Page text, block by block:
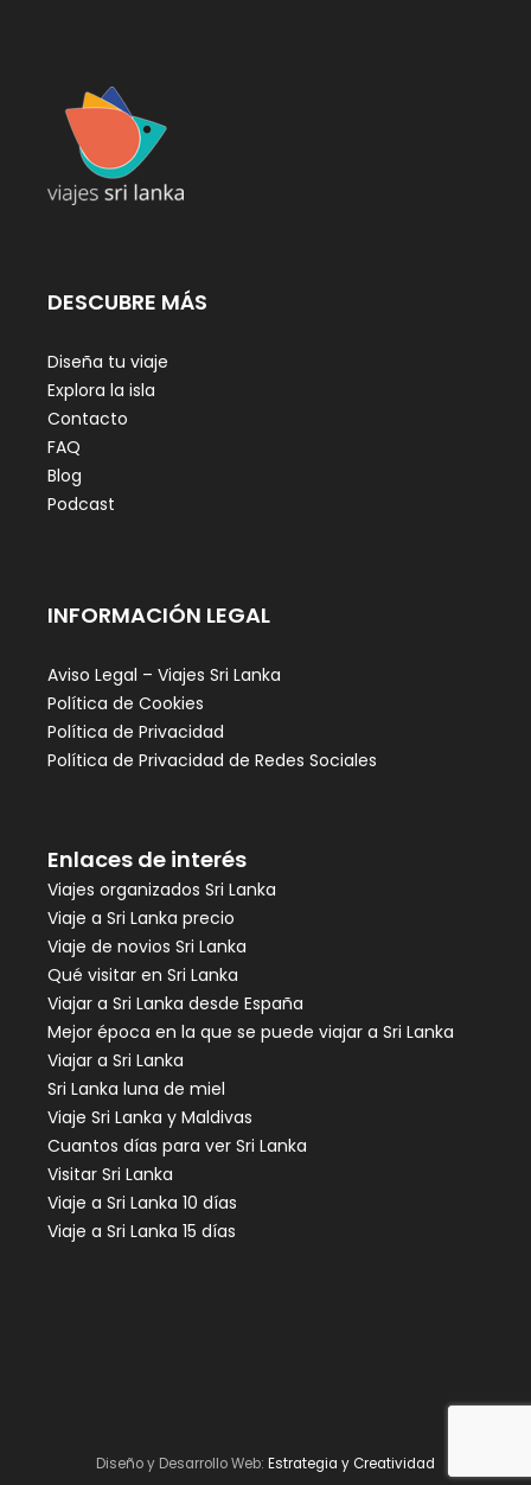
DESCUBRE MÁS
Diseña tu viaje
Explora la isla
Contacto
FAQ
Blog
Podcast
INFORMACIÓN LEGAL
Aviso Legal – Viajes Sri Lanka
Política de Cookies
Política de Privacidad
Política de Privacidad de Redes Sociales
Enlaces de interés
Viajes organizados Sri Lanka
Viaje a Sri Lanka precio
Viaje de novios Sri Lanka
Qué visitar en Sri Lanka
Viajar a Sri Lanka desde España
Mejor época en la que se puede viajar a Sri Lanka
Viajar a Sri Lanka
Sri Lanka luna de miel
Viaje Sri Lanka y Maldivas
Cuantos días para ver Sri Lanka
Visitar Sri Lanka
Viaje a Sri Lanka 10 días
Viaje a Sri Lanka 15 días
Diseño y Desarrollo Web: Estrategia y Creatividad